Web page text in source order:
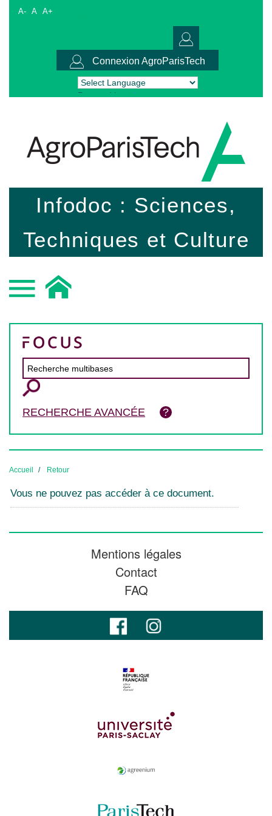
A- A A+
Connexion AgroParisTech
Powered by Translate
Infodoc : Sciences,
Techniques et Culture
RECHERCHE AVANCÉE
Accueil Retour
Vous ne pouvez pas accéder à ce document.
Mentions légales
Contact
FAQ